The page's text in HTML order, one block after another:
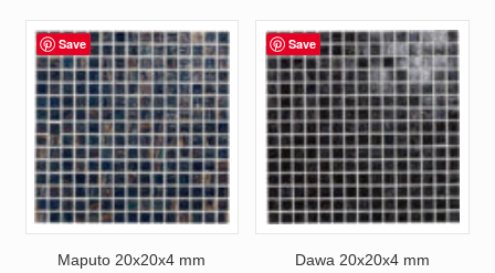
€ 65.00
€ 90.64
Save
Maputo 20x20x4 mm
Save
Dawa 20x20x4 mm